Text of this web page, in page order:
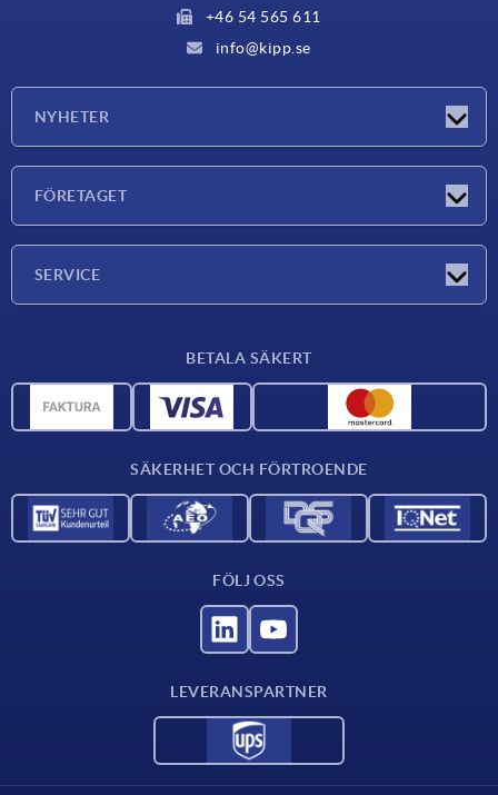
+46 54 565 611
info@kipp.se
NYHETER
FÖRETAGET
SERVICE
CAD-data
BETALA SÄKERT
SÄKERHET OCH FÖRTROENDE
FÖLJ OSS
LEVERANSPARTNER